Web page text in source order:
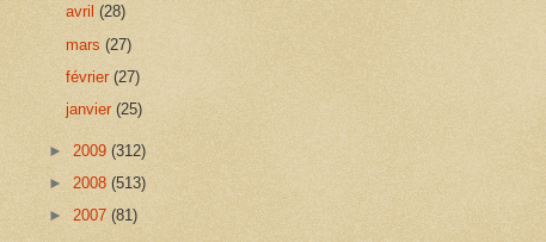
avril(28)
mars(27)
février(27)
janvier(25)
► 2009 (312)
► 2008 (513)
► 2007 (81)